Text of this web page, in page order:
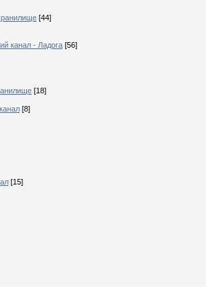
[44]
канал - Ладога [56]
[18]
[8]
[15]